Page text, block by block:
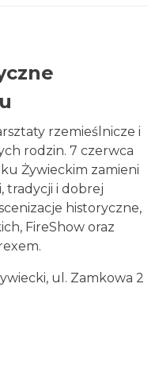
2026-08-15
dzieci - owady i
rzemieślnicze i
rodzin. 7 czerwca
Żywieckim zamieni
tradycji i dobrej
historyczne,
FireShow oraz
ul. Zamkowa 2